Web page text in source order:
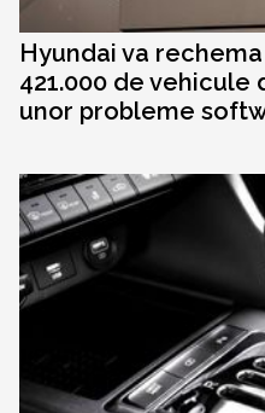
Hyundai va
421.000 de vehicule
unor probleme